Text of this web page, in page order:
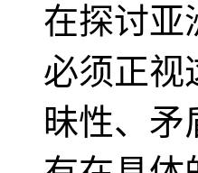
在探讨亚
必须正视
昧性、